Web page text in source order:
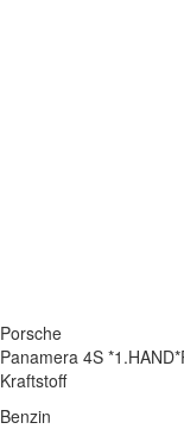
Porsche
Panamera 4S
Kraftstoff
Benzin